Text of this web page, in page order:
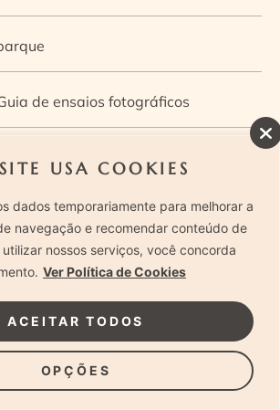
SITE USA COOKIES
dados temporariamente para melhorar a
navegação e recomendar conteúdo de
utilizar nossos serviços, você concorda
Ver Política de Cookies
OPÇÕES
ACEITAR TODOS
de ensaios fotográficos
como a fotografia ajuda a
e a identidade da criança
e sua pequena
como otimizar o fluxo de trabalho
qual o melhor guia de poses para